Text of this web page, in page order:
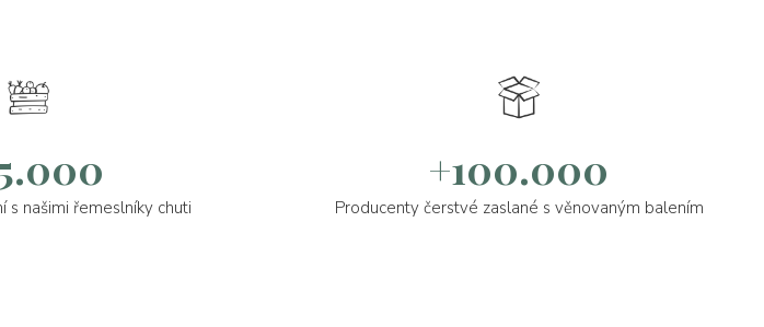
s našimi řemeslníky chuti
+100.000
Producenty čerstvé zaslané s věnovaným balením